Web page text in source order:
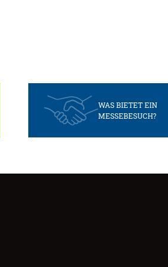
WAS BIETET EIN
MESSEBESUCH?